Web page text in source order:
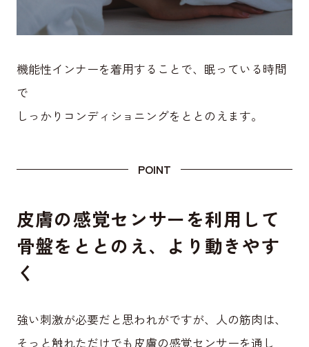
機能性インナーを着用することで、眠っている時間
で
しっかりコンディショニングをととのえます。
POINT
皮膚の感覚センサーを利用して
骨盤をととのえ、より動きやす
く
強い刺激が必要だと思われがですが、人の筋肉は、
そっと触れただけでも皮膚の感覚センサーを通し